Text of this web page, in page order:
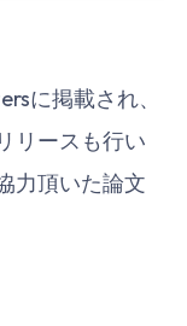
に掲載され、
リースも行い
力頂いた論文